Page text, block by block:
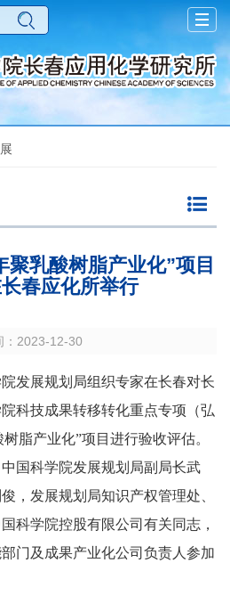
聚乳酸树脂产业化”项目
春应化所举行
：2023-12-30
展规划局组织专家在长春对长
科技成果转移转化重点专项（弘
脂产业化”项目进行验收评估。
国科学院发展规划局副局长武
，发展规划局知识产权管理处、
科学院控股有限公司有关同志，
门及成果产业化公司负责人参加